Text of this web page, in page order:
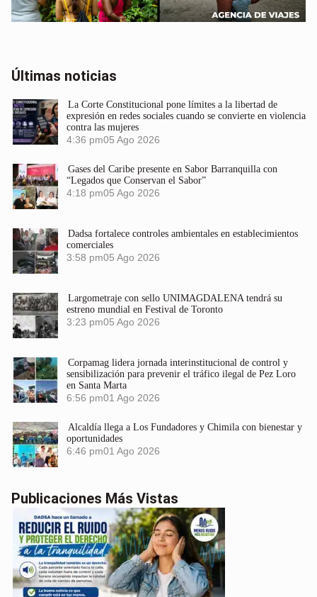
Últimas noticias
La Corte Constitucional pone límites a la libertad de
expresión en redes sociales cuando se convierte en violencia
contra las mujeres
4:36 pm05 Ago 2026
Gases del Caribe presente en Sabor Barranquilla con
“Legados que Conservan el Sabor”
4:18 pm05 Ago 2026
Dadsa fortalece controles ambientales en establecimientos
comerciales
3:58 pm05 Ago 2026
Largometraje con sello UNIMAGDALENA tendrá su
estreno mundial en Festival de Toronto
3:23 pm05 Ago 2026
Corpamag lidera jornada interinstitucional de control y
sensibilización para prevenir el tráfico ilegal de Pez Loro
en Santa Marta
6:56 pm01 Ago 2026
Alcaldía llega a Los Fundadores y Chimila con bienestar y
oportunidades
6:46 pm01 Ago 2026
Publicaciones Más Vistas